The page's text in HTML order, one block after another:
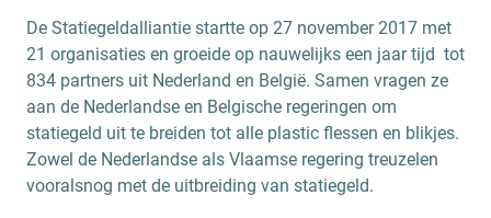
De Statiegeldalliantie startte op 27 november 2017 met
21 organisaties en groeide op nauwelijks een jaar tijd tot
834 partners uit Nederland en België. Samen vragen ze
aan de Nederlandse en Belgische regeringen om
statiegeld uit te breiden tot alle plastic flessen en blikjes.
Zowel de Nederlandse als Vlaamse regering treuzelen
vooralsnog met de uitbreiding van statiegeld.